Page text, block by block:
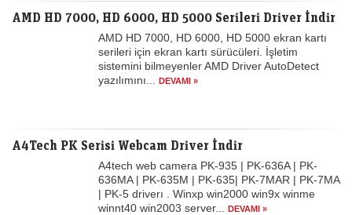
AMD HD 7000, HD 6000, HD 5000 Serileri Driver İndir
AMD HD 7000, HD 6000, HD 5000 ekran kartı
serileri için ekran kartı sürücüleri. İşletim
sistemini bilmeyenler AMD Driver AutoDetect
yazılımını...
DEVAMI »
A4Tech PK Serisi Webcam Driver İndir
A4tech web camera PK-935 | PK-636A | PK-
636MA | PK-635M | PK-635| PK-7MAR | PK-7MA
| PK-5 driverı . Winxp win2000 win9x winme
winnt40 win2003 server...
DEVAMI »